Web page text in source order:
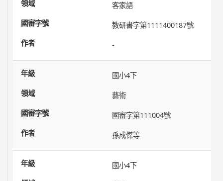
客家語
教研書字第1111400187號
-
國小4下
藝術
國審字第111004號
孫成傑等
國小4下